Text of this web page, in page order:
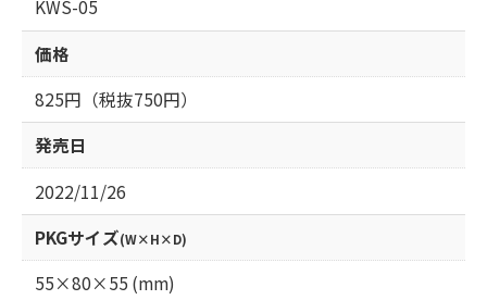
KWS-05
価格
825円（税抜750円）
発売日
2022/11/26
PKGサイズ(W×H×D)
55×80×55 (mm)